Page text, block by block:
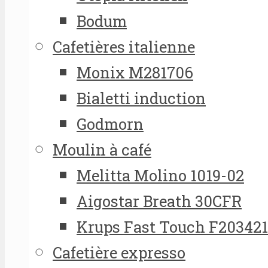
Bodum
Cafetières italienne
Monix M281706
Bialetti induction
Godmorn
Moulin à café
Melitta Molino 1019-02
Aigostar Breath 30CFR
Krups Fast Touch
Cafetière expresso